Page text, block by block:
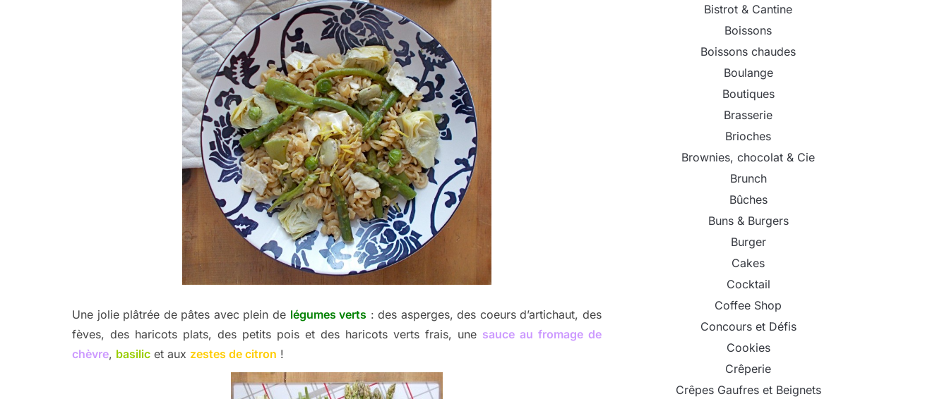
Une jolie plâtrée de pâtes avec plein de légumes verts : des asperges, des coeurs d’artichaut, des
fèves, des haricots plats, des petits pois et des haricots verts frais, une sauce au fromage de
chèvre, basilic et aux zestes de citron !
Bistrot & Cantine
Boissons
Boissons chaudes
Boulange
Boutiques
Brasserie
Brioches
Brownies, chocolat & Cie
Brunch
Bûches
Buns & Burgers
Burger
Cakes
Cocktail
Coffee Shop
Concours et Défis
Cookies
Crêperie
Crêpes Gaufres et Beignets